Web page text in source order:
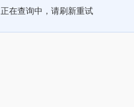
正在查询中，请刷新重试